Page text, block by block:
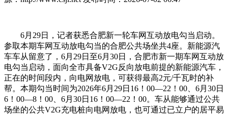
6月29日，记者获悉合肥新一轮车网互动放电勾当启动。
参取本期车网互动放电勾当的合肥公共场坐共4座。新能源汽
车车从留意了，6月29日至6月30日，合肥市新一期车网互动放
电勾当启动，面向全市具备V2G反向放电前提的新能源汽车，
正在的时间段内，向电网放电，可获得最高2元/千瓦时的补
帮。本期勾当时间为2026年6月29日16！00—22！00、6月30日
6！00—8！00、6月30日16！00—22！00。车从能够通过公共
场坐的公共V2G充电桩向电网放电，也可通过已立户的居平易